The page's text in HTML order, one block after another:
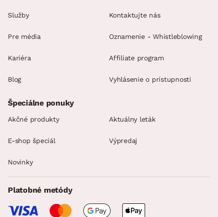
Služby
Pre média
Kariéra
Blog
Kontaktujte nás
Oznamenie - Whistleblowing
Affiliate program
Vyhlásenie o prístupnosti
Špeciálne ponuky
Akčné produkty Aktuálny leták
E-shop špeciál Výpredaj
Novinky
Platobné metódy